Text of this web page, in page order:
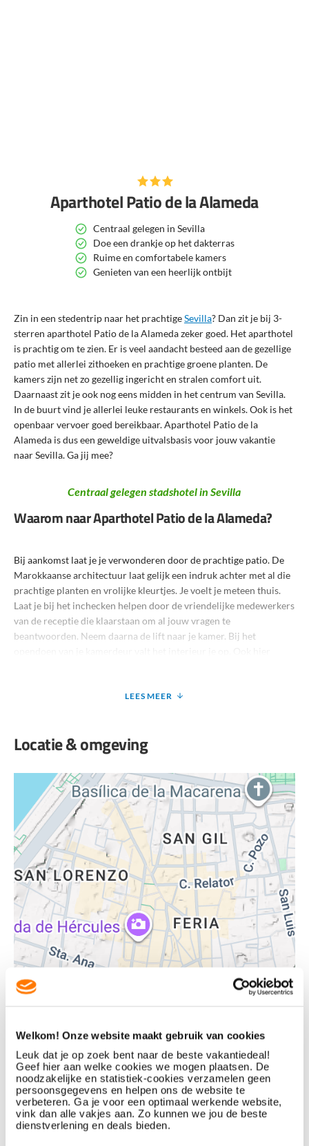
Welkom! Onze website maakt gebruik van cookies
Leuk dat je op zoek bent naar de beste vakantiedeal!
Geef hier aan welke cookies we mogen plaatsen. De
noodzakelijke en statistiek-cookies verzamelen geen
persoonsgegevens en helpen ons de website te
verbeteren. Ga je voor een optimaal werkende website,
vink dan alle vakjes aan. Zo kunnen we jou de beste
dienstverlening en deals bieden.
Aparthotel Patio de la Alameda
Centraal gelegen in Sevilla
Doe een drankje op het dakterras
Ruime en comfortabele kamers
Genieten van een heerlijk ontbijt
Zin in een stedentrip naar het prachtigeSevilla? Dan zit je bij 3-
sterren aparthotel Patio de la Alameda zeker goed. Het aparthotel
is prachtig om te zien. Er is veel aandacht besteed aan de gezellige
patio met allerlei zithoeken en prachtige groene planten. De
kamers zijn net zo gezellig ingericht en stralen comfort uit.
Daarnaast zit je ook nog eens midden in het centrum van Sevilla.
In de buurt vind je allerlei leuke restaurants en winkels. Ook is het
openbaar vervoer goed bereikbaar. Aparthotel Patio de la
Alameda is dus een geweldige uitvalsbasis voor jouw vakantie
naar Sevilla. Ga jij mee?
Centraal gelegen stadshotel in Sevilla
Waarom naar Aparthotel Patio de la Alameda?
Bij aankomst laat je je verwonderen door de prachtige patio. De
Marokkaanse architectuur laat gelijk een indruk achter met al die
prachtige planten en vrolijke kleurtjes. Je voelt je meteen thuis.
Laat je bij het inchecken helpen door de vriendelijke medewerkers
van de receptie die klaarstaan om al jouw vragen te
beantwoorden. Neem daarna de lift naar je kamer. Bij het
wachten om de stad te gaan ontdekken. Stap de voordeur uit van
goed met dat vakantiegevoel. Jullie proosten samen op een nu al
geslaagde vakantie. En het is pas dag één.
Faciliteiten bij Aparthotel Patio de la Alameda
Algemeen:
3-sterrenhotel
39 kamers
Receptie
Gratis WiFi
Bar
Ontbijtrestaurant
Patio
Terras met uitzicht
In de omgeving van Aparthotel Patio de la
Alameda
Aparthotel Patio de la Alameda ligt in hartje Sevilla. Stap de deur
uit en je begeeft je tussen de vele tapasbarretjes, terrasjes en
winkels. Ook zit er een bushalte op loopafstand van het
LEES MEER
Locatie & omgeving
8.8 Uitstekend
500+ beoordelingen
Ligging 9.3 Hygiëne
Kindvriendelijkheid 8 Faciliteiten